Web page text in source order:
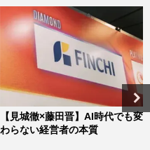
【見城徹×藤田晋】AI時代でも変
わらない経営者の本質